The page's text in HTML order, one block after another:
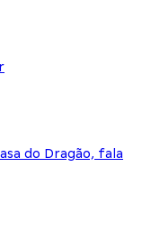
do Dragão, fala